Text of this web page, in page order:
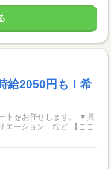
給2050円も！希
お任せします。 ▼具
ション など 【ここ